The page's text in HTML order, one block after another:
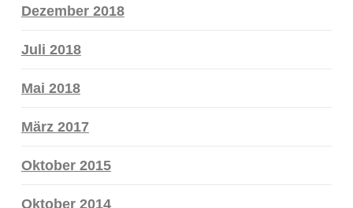
Dezember 2018
Juli 2018
Mai 2018
März 2017
Oktober 2015
Oktober 2014